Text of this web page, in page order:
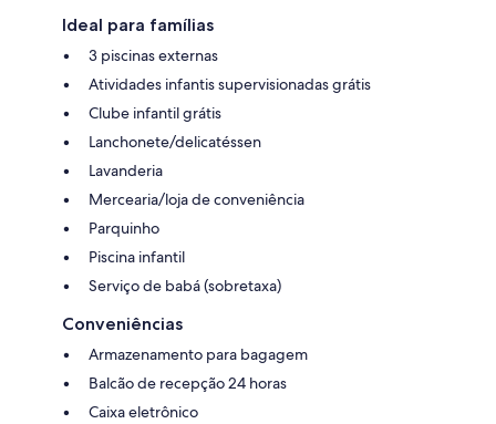
Ideal para famílias
3 piscinas externas
Atividades infantis supervisionadas grátis
Clube infantil grátis
Lanchonete/delicatéssen
Lavanderia
Mercearia/loja de conveniência
Parquinho
Piscina infantil
Serviço de babá (sobretaxa)
Conveniências
Armazenamento para bagagem
Balcão de recepção 24 horas
Caixa eletrônico